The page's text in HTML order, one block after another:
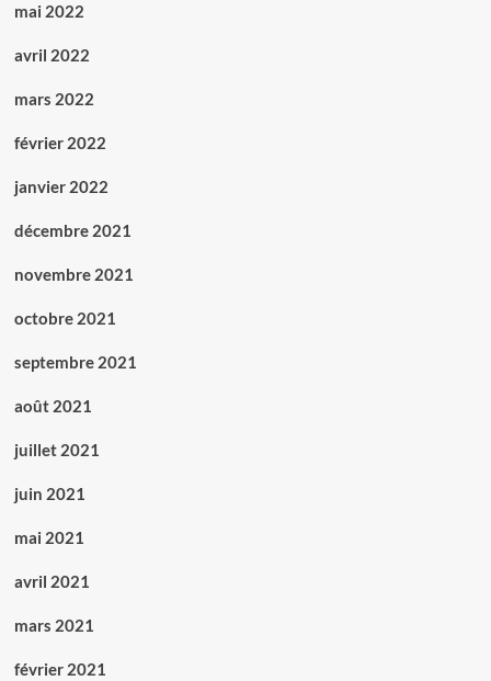
mai 2022
avril 2022
mars 2022
février 2022
janvier 2022
décembre 2021
novembre 2021
octobre 2021
septembre 2021
août 2021
juillet 2021
juin 2021
mai 2021
avril 2021
mars 2021
février 2021